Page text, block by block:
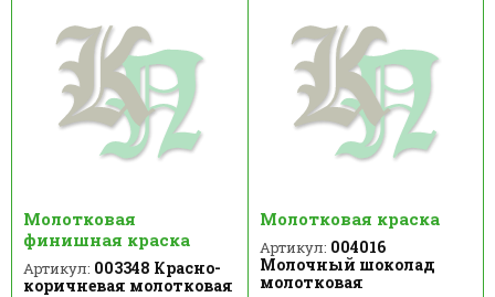
Молотковая
финишная краска
Артикул: 003348 Красно-
коричневая молотковая
Молотковая краска
Артикул: 004016
Молочный шоколад
молотковая